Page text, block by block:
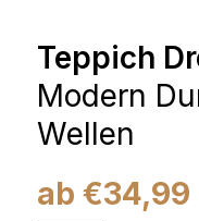
Teppich
Modern
Wellen
ab €34,99